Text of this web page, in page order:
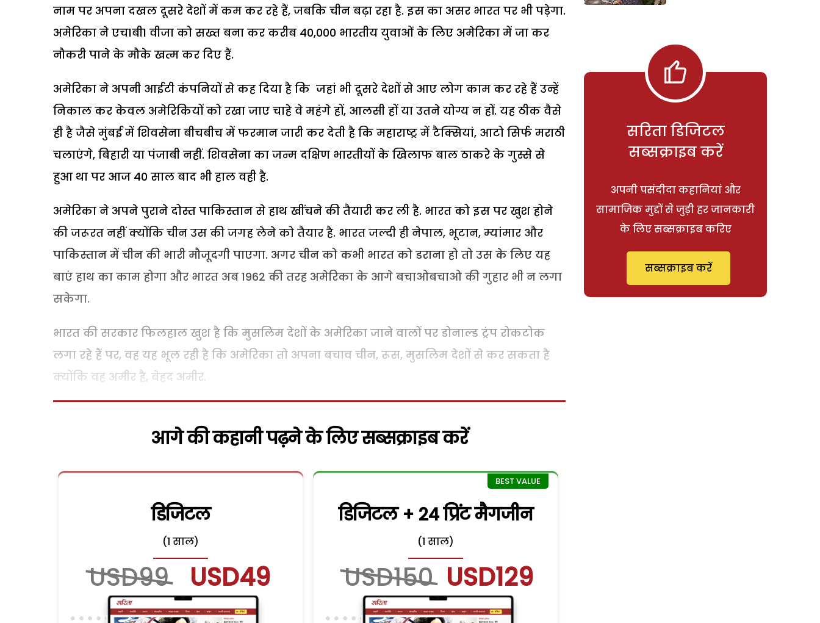
नाम पर अपना दखल दूसरे देशों में कम कर रहे हैं, जबकि चीन बढ़ा रहा है. इस का असर भारत पर भी पड़ेगा.
अमेरिका ने एच1बी1 वीजा को सख्त बना कर करीब 40,000 भारतीय युवाओं के लिए अमेरिका में जा कर
नौकरी पाने के मौके खत्म कर दिए हैं.
अमेरिका ने अपनी आईटी कंपनियों से कह दिया है कि जहां भी दूसरे देशों से आए लोग काम कर रहे हैं उन्हें
निकाल कर केवल अमेरिकियों को रखा जाए चाहे वे महंगे हों, आलसी हों या उतने योग्य न हों. यह ठीक वैसे
ही है जैसे मुंबई में शिवसेना बीचबीच में फरमान जारी कर देती है कि महाराष्ट्र में टैक्सियां, आटो सिर्फ मराठी
चलाएंगे, बिहारी या पंजाबी नहीं. शिवसेना का जन्म दक्षिण भारतीयों के खिलाफ बाल ठाकरे के गुस्से से
हुआ था पर आज 40 साल बाद भी हाल वही है.
अमेरिका ने अपने पुराने दोस्त पाकिस्तान से हाथ खींचने की तैयारी कर ली है. भारत को इस पर खुश होने
की जरूरत नहीं क्योंकि चीन उस की जगह लेने को तैयार है. भारत जल्दी ही नेपाल, भूटान, म्यांमार और
पाकिस्तान में चीन की भारी मौजूदगी पाएगा. अगर चीन को कभी भारत को डराना हो तो उस के लिए यह
बाएं हाथ का काम होगा और भारत अब 1962 की तरह अमेरिका के आगे बचाओबचाओ की गुहार भी न लगा
सकेगा.
भारत की सरकार फिलहाल खुश है कि मुसलिम देशों के अमेरिका जाने वालों पर डोनाल्ड ट्रंप रोकटोक
लगा रहे हैं पर, वह यह भूल रही है कि अमेरिका तो अपना बचाव चीन, रूस, मुसलिम देशों से कर सकता है
क्योंकि वह अमीर है, बेहद अमीर.
आगे की कहानी पढ़ने के लिए सब्सक्राइब करें
डिजिटल
(1 साल)
USD99 USD49
डिजिटल + 24 प्रिंट मैगजीन
(1 साल)
USD150 USD129
सरिता डिजिटल
सब्सक्राइब करें
अपनी पसंदीदा कहानियां और
सामाजिक मुद्दों से जुड़ी हर जानकारी
के लिए सब्सक्राइब करिए
सब्सक्राइब करें